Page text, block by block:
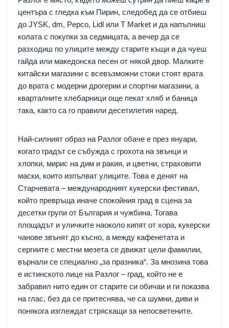
центъра с гледка към Пирин, следобед да се отбиеш
до JYSK, dm, Pepco, Lidl или Т Market и да напълниш
колата с покупки за седмицата, а вечер да се
разходиш по улиците между старите къщи и да чуеш
гайда или македонска песен от някой двор. Малките
китайски магазини с всевъзможни стоки стоят врата
до врата с модерни дрогерии и спортни магазини, а
кварталните хлебарници още пекат хляб и баница
така, както са го правили десетилетия наред.
Най-силният образ на Разлог обаче е през януари,
когато градът се събужда с грохота на звънци и
хлопки, мирис на дим и ракия, и цветни, страховити
маски, които изпълват улиците. Това е денят на
Старчевата – международният кукерски фестивал,
който превръща иначе спокойния град в сцена за
десетки групи от България и чужбина. Тогава
площадът и уличките наоколо кипят от хора, кукерски
чанове звънят до късно, а между кафенетата и
сергиите с местни мезета се движат цели фамилии,
върнали се специално „за празника“. За мнозина това
е истинското лице на Разлог – град, който не е
забравил нито един от старите си обичаи и ги показва
на глас, без да се притеснява, че са шумни, диви и
понякога изглеждат стряскащи за непосветените.